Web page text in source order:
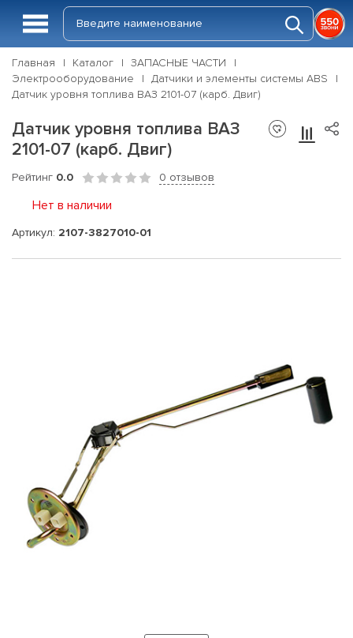
Главная Каталог
ЗАПАСНЫЕ ЧАСТИ
Электрооборудование
Датчики и элементы системы ABS
Датчик уровня топлива ВАЗ 2101-07 (карб. Двиг)
Датчик уровня топлива ВАЗ
2101-07 (карб. Двиг)
Рейтинг 0.0 0 отзывов
Нет в наличии
Артикул: 2107-3827010-01